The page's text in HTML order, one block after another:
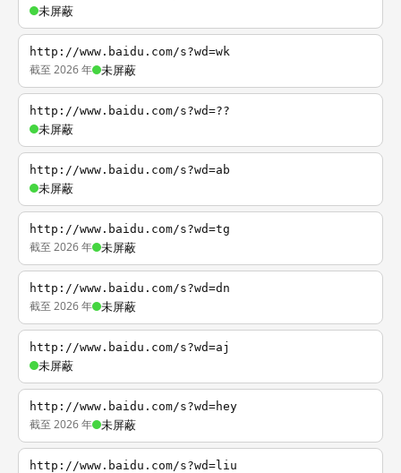
未屏蔽
http://www.baidu.com/s?wd=wk
截至 2026 年 未屏蔽
http://www.baidu.com/s?wd=??
未屏蔽
http://www.baidu.com/s?wd=ab
未屏蔽
http://www.baidu.com/s?wd=tg
截至 2026 年 未屏蔽
http://www.baidu.com/s?wd=dn
截至 2026 年 未屏蔽
http://www.baidu.com/s?wd=aj
未屏蔽
http://www.baidu.com/s?wd=hey
截至 2026 年 未屏蔽
http://www.baidu.com/s?wd=liu